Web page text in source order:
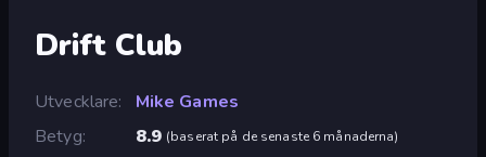
Drift Club
Utvecklare
Mike Games
Betyg
8.9 (baserat på de senaste 6 månaderna)